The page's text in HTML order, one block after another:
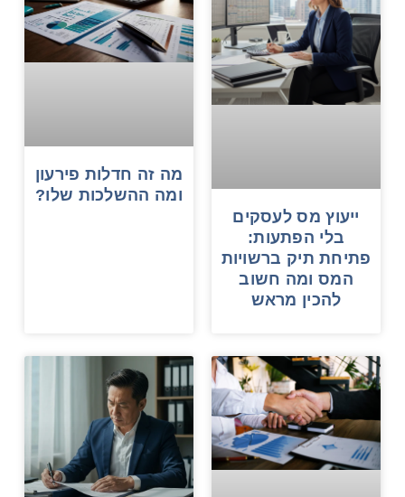
ייעוץ מס לעסקים
בלי הפתעות:
פתיחת תיק ברשויות
המס ומה חשוב
להכין מראש
מה זה חדלות פירעון
ומה ההשלכות שלו?